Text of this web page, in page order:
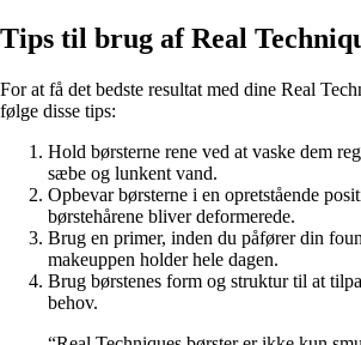
Tips til brug af Real
For at få det bedste resultat med dine Real
følge disse tips:
Hold børsterne rene ved at vaske dem
sæbe og lunkent vand.
Opbevar børsterne i en opretstående
børstehårene bliver deformerede.
Brug en primer, inden du påfører din
makeuppen holder hele dagen.
Brug børstenes form og struktur til at
behov.